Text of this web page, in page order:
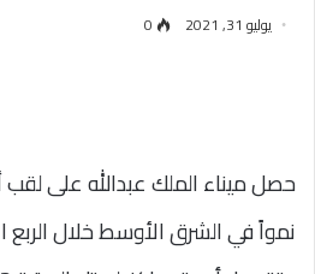
يوليو 31, 2021 0
حصل ميناء الملك عبدالله على لقب